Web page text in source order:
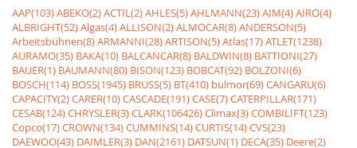
AAP(103)ABEKO(2)ACTIL(2)AHLES(5)AHLMANN(23)AIM(4)AIRO(4)
ALBRIGHT(52)Algas(4)ALLISON(2)ALMOCAR(8)ANDERSON(5)
Arbeitsbühnen(8)ARMANNI(28)ARTISON(5)Atlas(17)ATLET(1238)
AURAMO(35) BAKA(10) BALCANCAR(8) BALDWIN(8) BATTIONI(27)
BAUER(1) BAUMANN(80) BISON(123) BOBCAT(92) BOLZONI(6)
BOSCH(114) BOSS(1945) BRUSS(5) BT(410) bulmor(69)CANGARU(6)
CAPACITY(2)CARER(10)CASCADE(191)CASE(7)CATERPILLAR(171)
CESAB(124)CHRYSLER(3)CLARK(106426)Climax(3)COMBILIFT(123)
Copco(17)CROWN(134)CUMMINS(14)CURTIS(14)CVS(23)
DAEWOO(43) DAIMLER(3) DAN(2161) DATSUN(1) DECA(35) Deere(2)